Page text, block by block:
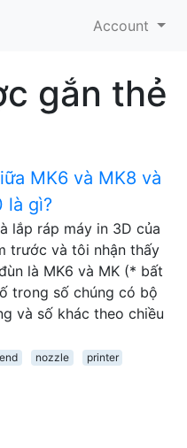
Account
gắn thẻ
MK6 và MK8 và
là gì?
lắp ráp máy in 3D của
trước và tôi nhận thấy
là MK6 và MK (* bất
trong số chúng có bộ
và số khác theo chiều
nozzle printer